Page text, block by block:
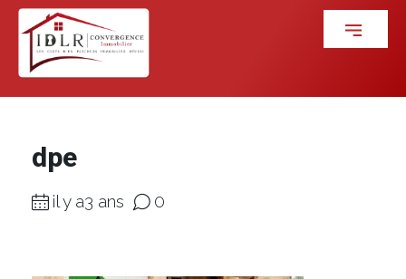
dpe
il y a3 ans 0